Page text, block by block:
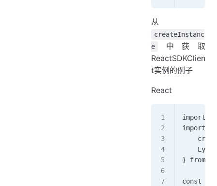
从
createInstanc
e
中获取
ReactSDKClien
t实例的例子
React
import
} from
const